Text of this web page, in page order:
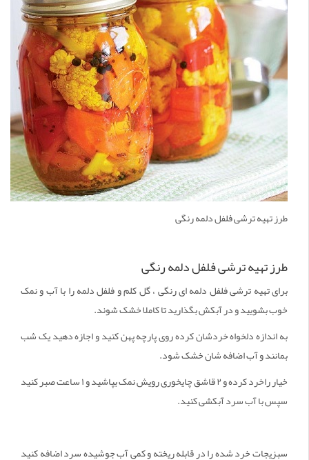
طرز تهیه ترشی فلفل دلمه رنگی
طرز تهیه ترشی فلفل دلمه رنگی
برای تهیه ترشی فلفل دلمه ای رنگی ، گل کلم و فلفل دلمه را با آب و نمک
خوب بشویید و در آبکش بگذارید تا کاملا خشک شوند.
به اندازه دلخواه خردشان کرده روی پارچه پهن کنید و اجازه دهید یک شب
بمانند و آب اضافه شان خشک شود.
خیار راخرد کرده و ۲ قاشق چایخوری رویش نمک بپاشید و ۱ ساعت صبر کنید
سپس با آب سرد آبکشی کنید.
سبزیجات خرد شده را در قابله ریخته و کمی آب جوشیده سرد اضافه کنید